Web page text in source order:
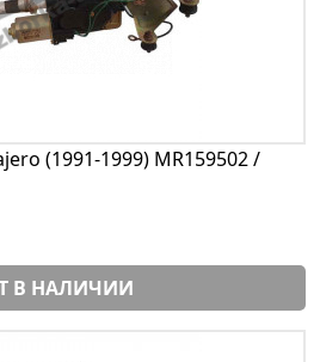
(1991-1999) MR159502 /
В НАЛИЧИИ